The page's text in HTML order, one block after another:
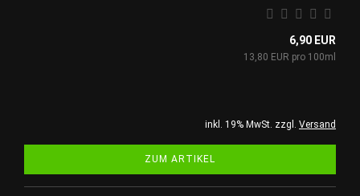
6,90 EUR
13,80 EUR pro 100ml
inkl. 19% MwSt. zzgl. Versand
ZUM ARTIKEL